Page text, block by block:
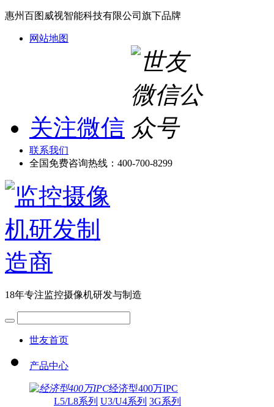
惠州百图威视智能科技有限公司旗下品牌
网站地图
关注微信
联系我们
全国免费咨询热线： 400-700-8299
18年专注监控摄像机研发与制造
世友首页
产品中心
经济型400万IPC
L5/L8系列 U3/U4系列 3G系列